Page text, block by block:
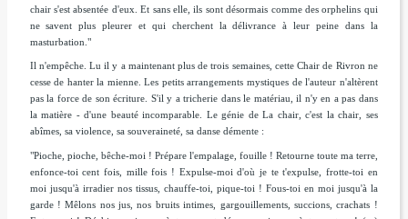
chair s'est absentée d'eux. Et sans elle, ils sont désormais comme des orphelins qui
ne savent plus pleurer et qui cherchent la délivrance à leur peine dans la
masturbation."
Il n'empêche. Lu il y a maintenant plus de trois semaines, cetteChair de Rivron ne
cesse de hanter la mienne. Les petits arrangements mystiques de l'auteur n'altèrent
pas la force de son écriture. S'il y a tricherie dans le matériau, il n'y en a pas dans
la matière - d'une beauté incomparable. Le génie deLa chair, c'est la chair, ses
abîmes, sa violence, sa souveraineté, sa danse démente :
"Pioche, pioche, bêche-moi ! Prépare l'empalage, fouille ! Retourne toute ma terre,
enfonce-toi cent fois, mille fois ! Expulse-moi d'où je te t'expulse, frotte-toi en
moi jusqu'à irradier nos tissus, chauffe-toi, pique-toi ! Fous-toi en moi jusqu'à la
garde ! Mêlons nos jus, nos bruits intimes, gargouillements, succions, crachats !